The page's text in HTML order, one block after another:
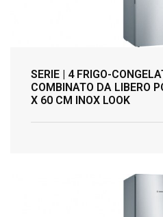
SERIE | 4 FRIGO-
COMBINATO DA LIBERO
X 60 CM INOX LOOK